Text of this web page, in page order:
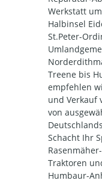
Werkstatt
Halbinsel
St.Peter-
Treene bis
empfehlen
und Verkauf
von
Schacht Ihr
Traktoren
Humbaur-